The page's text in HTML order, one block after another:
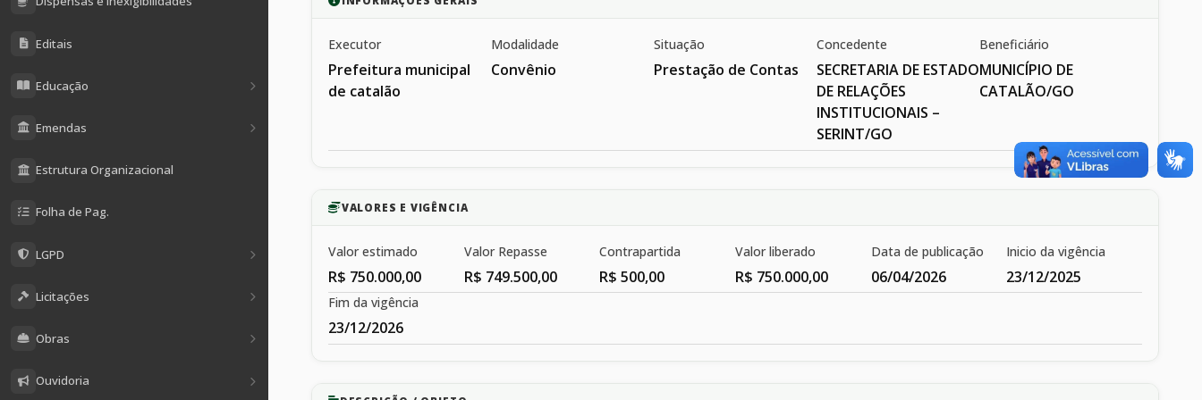
Editais
Educação
Emendas
Estrutura Organizacional
Folha de Pag.
LGPD
Licitações
Obras
Ouvidoria
Executor
Prefeitura municipal
de catalão
Modalidade
Convênio
Situação
Prestação de Contas
Concedente
SECRETARIA DE ESTADO
DE RELAÇÕES
INSTITUCIONAIS –
SERINT/GO
Beneficiário
MUNICÍPIO DE
CATALÃO/GO
VALORES E VIGÊNCIA
Valor estimado
R$ 750.000,00
Valor Repasse
R$ 749.500,00
Contrapartida
R$ 500,00
Valor liberado
R$ 750.000,00
Data de publicação
06/04/2026
Inicio da vigência
23/12/2025
Fim da vigência
23/12/2026